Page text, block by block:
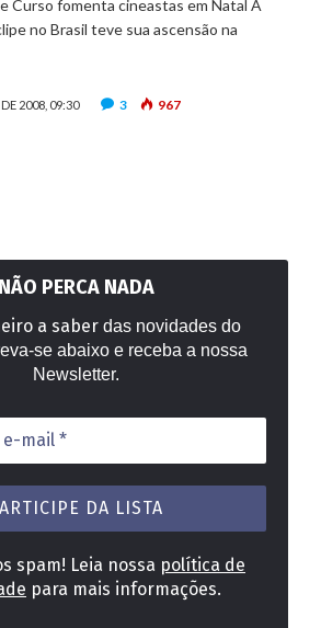
Curso fomenta cineastas em Natal A
no Brasil teve sua ascensão na
2008, 09:30 3 967
NÃO PERCA NADA
a saber das novidades do
se abaixo e receba a nossa
Newsletter.
spam! Leia nossa política de
para mais informações.